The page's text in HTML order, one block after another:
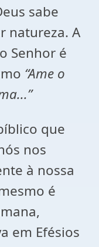
sabe
natureza. A
Senhor é
“Ame o
que
nos
à nossa
é
em Efésios